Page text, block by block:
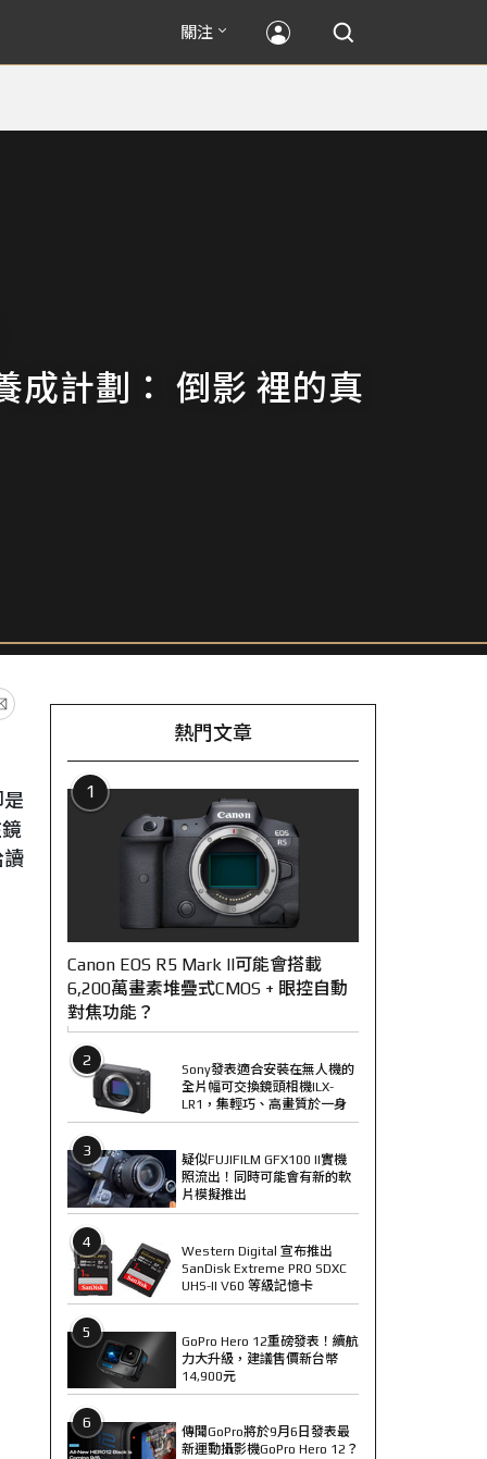
關注
成計劃： 倒影 裡的真
讀
熱門文章
1
Canon EOS R5 Mark II可能會搭載
6,200萬畫素堆疊式CMOS + 眼控自動
對焦功能？
2
Sony發表適合安裝在無人機的
全片幅可交換鏡頭相機ILX-
LR1，集輕巧、高畫質於一身
3
疑似FUJIFILM GFX100 II實機
照流出！同時可能會有新的軟
片模擬推出
4
Western Digital 宣布推出
SanDisk Extreme PRO SDXC
UHS-II V60 等級記憶卡
5
GoPro Hero 12重磅發表！續航
力大升級，建議售價新台幣
14,900元
6
傳聞GoPro將於9月6日發表最
新運動攝影機GoPro Hero 12？